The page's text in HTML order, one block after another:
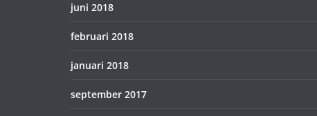
juni 2018
februari 2018
januari 2018
september 2017